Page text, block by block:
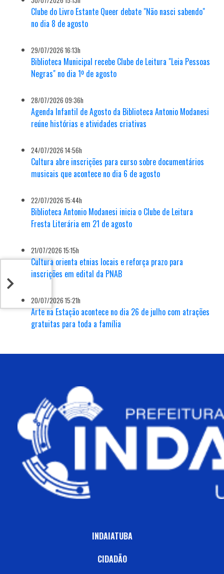
Clube do Livro Estante Queer debate "Não nasci sabendo"
no dia 8 de agosto
29/07/2026 16:13h
Biblioteca Municipal recebe Clube de Leitura "Leia Pessoas
Negras" no dia 1º de agosto
28/07/2026 09:36h
Agenda Infantil de Agosto da Biblioteca Antonio Modanesi
reúne histórias e atividades criativas
24/07/2026 14:56h
Cultura abre inscrições para curso sobre documentários
musicais que acontece no dia 6 de agosto
22/07/2026 15:44h
Biblioteca Antonio Modanesi inicia o Clube de Leitura
Fresta Literária em 21 de agosto
21/07/2026 15:15h
Cultura orienta etnias locais e reforça prazo para
inscrições em edital da PNAB
20/07/2026 15:21h
Arte na Estação acontece no dia 26 de julho com atrações
gratuitas para toda a família
INDAIATUBA
CIDADÃO